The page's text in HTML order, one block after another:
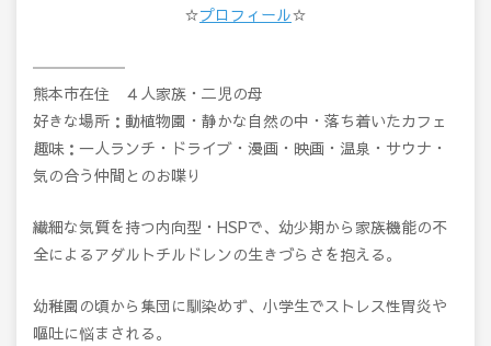
☆プロフィール☆
――――――
熊本市在住 ４人家族・二児の母
好きな場所：動植物園・静かな自然の中・落ち着いたカフェ
趣味：一人ランチ・ドライブ・漫画・映画・温泉・サウナ・
気の合う仲間とのお喋り
繊細な気質を持つ内向型・HSPで、幼少期から家族機能の不
全によるアダルトチルドレンの生きづらさを抱える。
幼稚園の頃から集団に馴染めず、小学生でストレス性胃炎や
嘔吐に悩まされる。